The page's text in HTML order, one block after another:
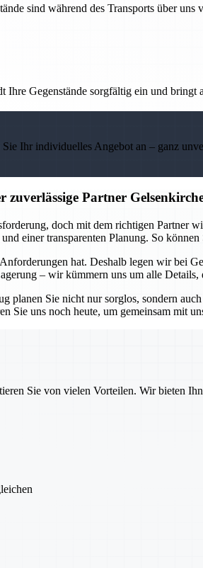
sind während des Transports über uns
Gegenstände sorgfältig ein und bringt
Ihr individuelles Angebot an – ganz
Partner
doch mit dem richtigen Partner
einer transparenten Planung. So
hat. Deshalb legen wir bei
– wir kümmern uns um alle
planen Sie nicht nur sorglos, sondern
Sie uns noch heute, um gemeinsam mit
Sie von vielen Vorteilen. Wir bieten